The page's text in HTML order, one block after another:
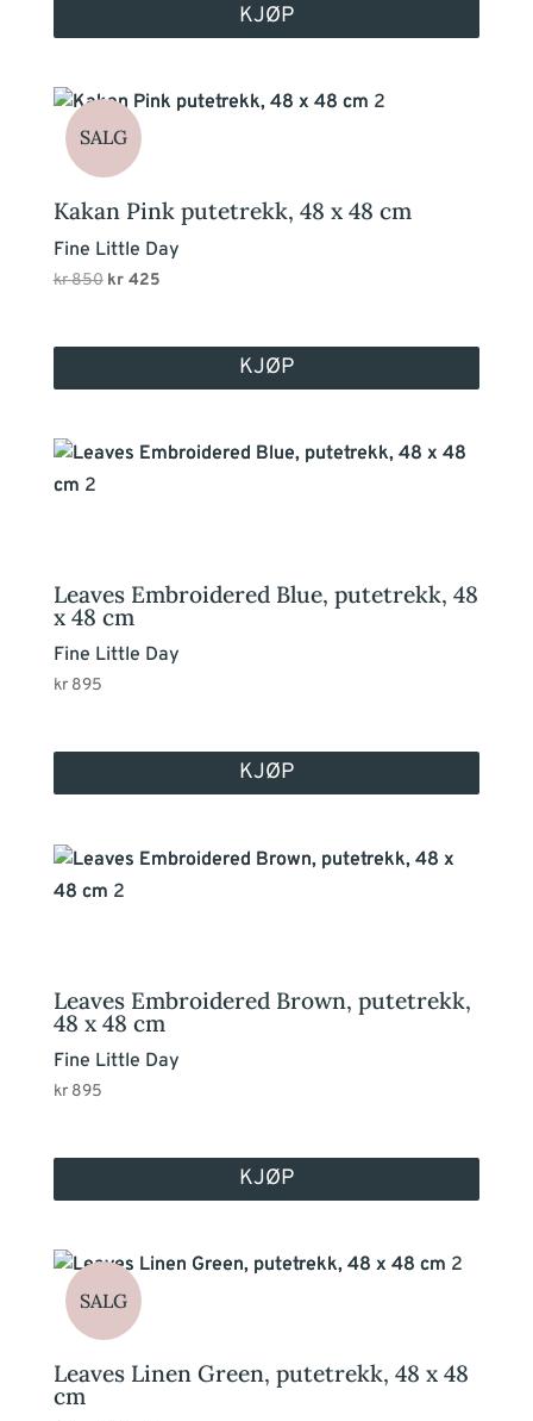
KJØP
SALG
Kakan Pink putetrekk, 48 x 48 cm
Fine Little Day
kr850 Opprinnelig
kr425Nåværende
KJØP
Leaves Embroidered Blue, putetrekk, 48
x 48 cm
Fine Little Day
kr895
KJØP
Leaves Embroidered Brown, putetrekk,
48 x 48 cm
Fine Little Day
kr895
KJØP
SALG
Leaves Linen Green, putetrekk, 48 x 48
cm